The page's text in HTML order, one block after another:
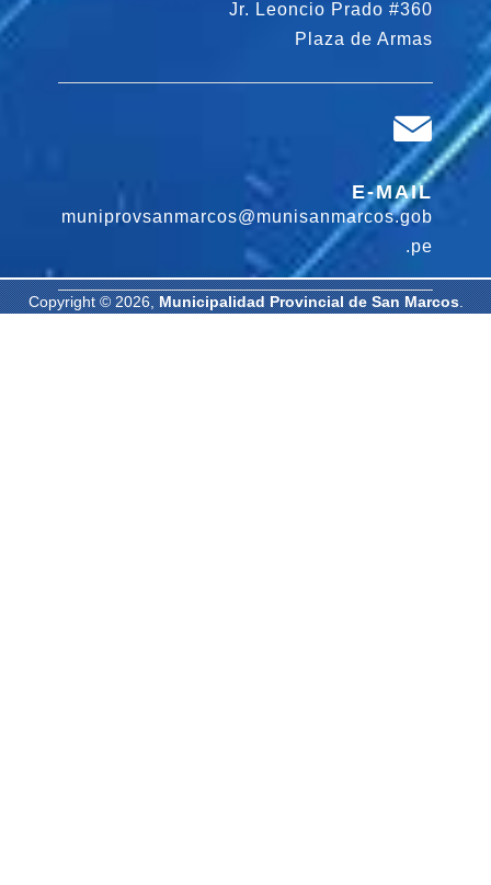
Jr. Leoncio Prado #360
Plaza de Armas
E-MAIL
muniprovsanmarcos@munisanmarcos.gob
.pe
Copyright © 2026,Municipalidad Provincial de San Marcos.